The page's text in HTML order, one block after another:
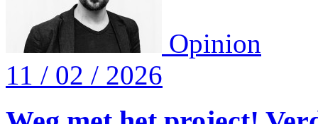
Opinion
11 / 02 / 2026